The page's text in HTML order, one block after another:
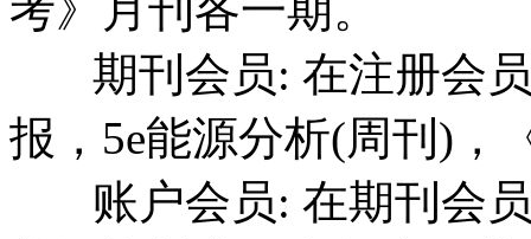
考》月刊各一期。
期刊会员: 在注册会员
报，5e能源分析(周刊)，
账户会员: 在期刊会员